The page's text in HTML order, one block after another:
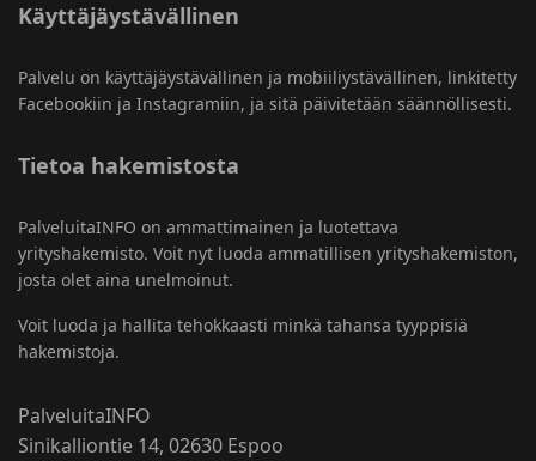
Käyttäjäystävällinen
Palvelu on käyttäjäystävällinen ja mobiiliystävällinen, linkitetty
Facebookiin ja Instagramiin, ja sitä päivitetään säännöllisesti.
Tietoa hakemistosta
PalveluitaINFO on ammattimainen ja luotettava
yrityshakemisto. Voit nyt luoda ammatillisen yrityshakemiston,
josta olet aina unelmoinut.
Voit luoda ja hallita tehokkaasti minkä tahansa tyyppisiä
hakemistoja.
PalveluitaINFO
Sinikalliontie 14, 02630 Espoo